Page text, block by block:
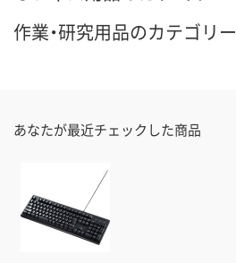
作業・研究用品のカテゴリー
あなたが最近チェックした商品